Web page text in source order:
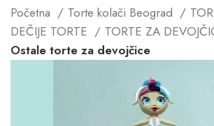
Početna Torte kolači Beograd
DEČIJE TORTE
TORTE ZA
Ostale torte za devojčice